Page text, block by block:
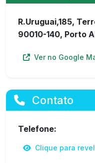
R.Uruguai,185,
90010-140, Porto
Ver no Google
Contato
Telefone:
Clique para